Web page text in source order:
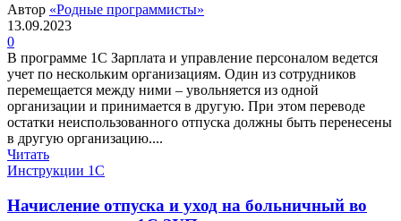
Автор «Родные программисты»
13.09.2023
0
В программе 1С Зарплата и управление персоналом ведется
учет по нескольким организациям. Один из сотрудников
перемещается между ними – увольняется из одной
организации и принимается в другую. При этом переводе
остатки неиспользованного отпуска должны быть перенесены
в другую организацию....
Читать
Инструкции 1С
Начисление отпуска и уход на больничный во